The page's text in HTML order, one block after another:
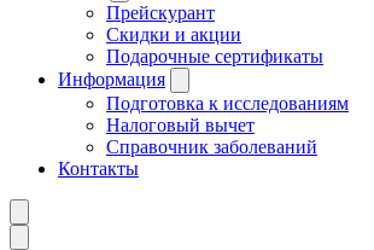
Прейскурант
Скидки и акции
Подарочные сертификаты
Информация
Подготовка к исследованиям
Налоговый вычет
Справочник заболеваний
Контакты